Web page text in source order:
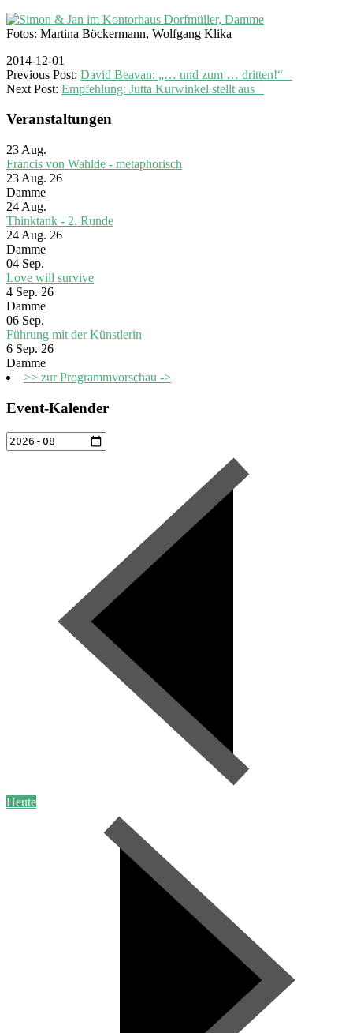
Fotos: Martina Böckermann, Wolfgang Klika
2014-12-01
Previous Post: David Beavan: „… und zum … dritten!“
Next Post: Empfehlung: Jutta Kurwinkel stellt aus
Veranstaltungen
23 Aug.
Francis von Wahlde - metaphorisch
23 Aug. 26
Damme
24 Aug.
Thinktank - 2. Runde
24 Aug. 26
Damme
04 Sep.
Love will survive
4 Sep. 26
Damme
06 Sep.
Führung mit der Künstlerin
6 Sep. 26
Damme
>> zur Programmvorschau ->
Event-Kalender
Heute